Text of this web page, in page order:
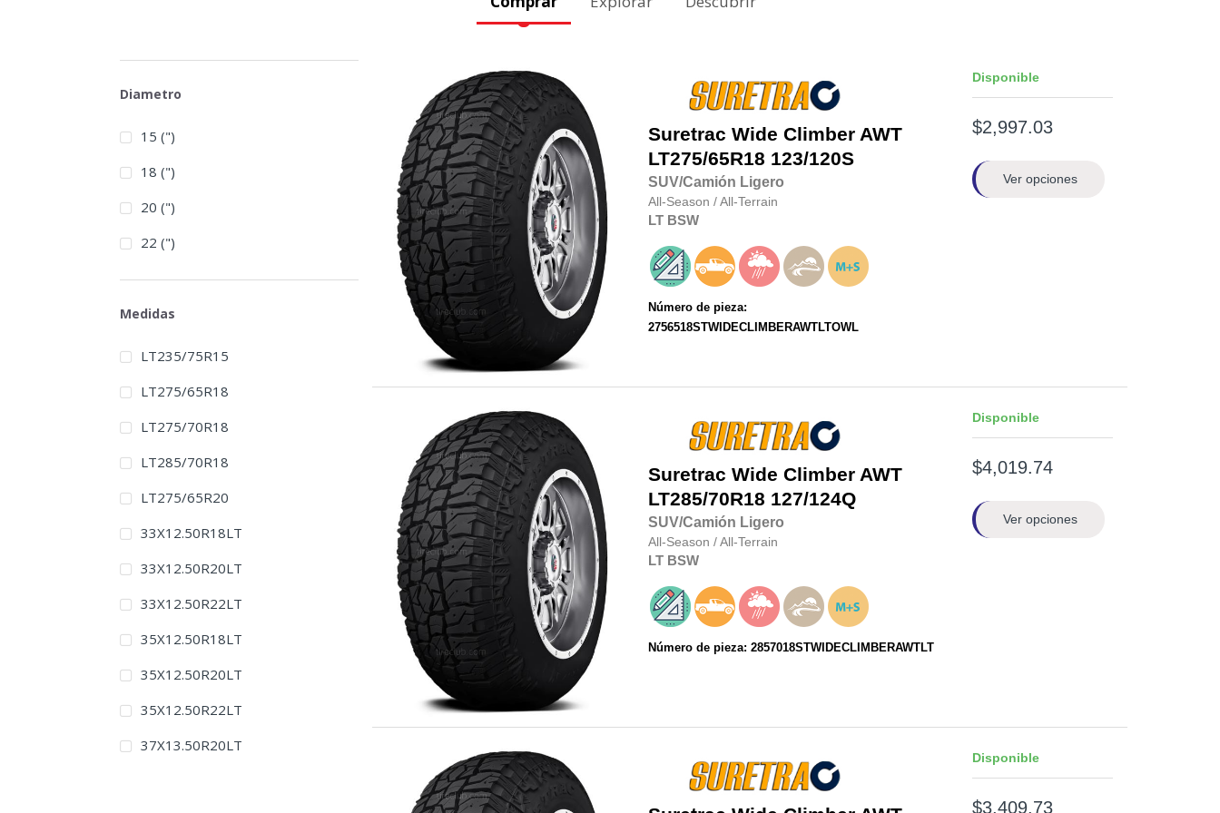
Suretrac Wide Climber AWT
LT275/65R18 123/120S
SUV/Camión Ligero
All-Season /All-Terrain
LT BSW
Número de pieza:
2756518STWIDECLIMBERAWTLTOWL
Disponible
$2,997.03
Ver opciones
Suretrac Wide Climber AWT
LT285/70R18 127/124Q
SUV/Camión Ligero
All-Season /All-Terrain
LT BSW
Número de pieza: 2857018STWIDECLIMBERAWTLT
Disponible
$4,019.74
Ver opciones
Disponible
$3,409.73
Diametro
15 (")
18 (")
20 (")
22 (")
Medidas
LT235/75R15
LT275/65R18
LT275/70R18
LT285/70R18
LT275/65R20
33X12.50R18LT
33X12.50R20LT
33X12.50R22LT
35X12.50R18LT
35X12.50R20LT
35X12.50R22LT
37X13.50R20LT